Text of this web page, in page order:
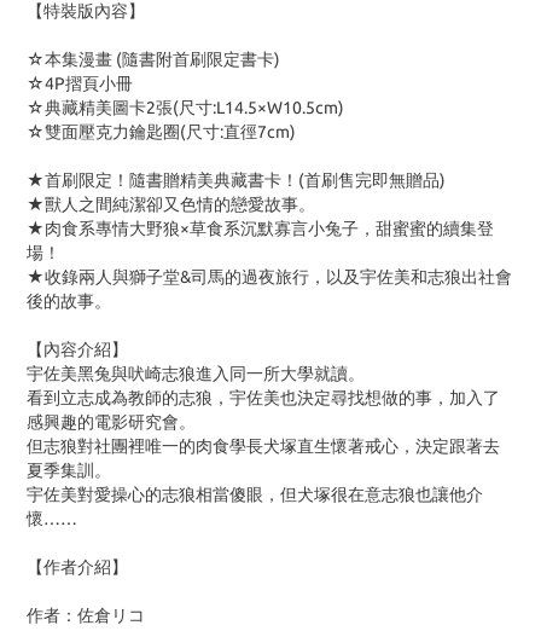
【特裝版內容】
☆本集漫畫 (隨書附首刷限定書卡)
☆4P摺頁小冊
☆典藏精美圖卡2張(尺寸:L14.5×W10.5cm)
☆雙面壓克力鑰匙圈(尺寸:直徑7cm)
★首刷限定！隨書贈精美典藏書卡！(首刷售完即無贈品)
★獸人之間純潔卻又色情的戀愛故事。
★肉食系專情大野狼×草食系沉默寡言小兔子，甜蜜蜜的續集登
場！
★收錄兩人與獅子堂&司馬的過夜旅行，以及宇佐美和志狼出社會
後的故事。
【內容介紹】
宇佐美黑兔與吠崎志狼進入同一所大學就讀。
看到立志成為教師的志狼，宇佐美也決定尋找想做的事，加入了
感興趣的電影研究會。
但志狼對社團裡唯一的肉食學長犬塚直生懷著戒心，決定跟著去
夏季集訓。
宇佐美對愛操心的志狼相當傻眼，但犬塚很在意志狼也讓他介
懷……
【作者介紹】
作者：佐倉リコ